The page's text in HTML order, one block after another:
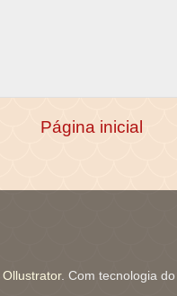
Página inicial
Ollustrator. Com tecnologia do